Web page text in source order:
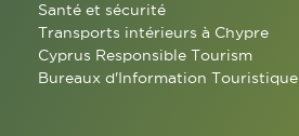
Santé et sécurité
Transports intérieurs à Chypre
Cyprus Responsible Tourism
Bureaux d'Information Touristique